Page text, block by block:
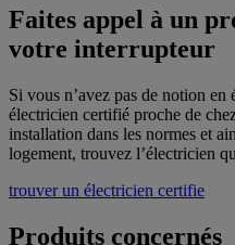
Faites appel à un
votre interrupteur
Si vous n’avez pas de notion en
électricien certifié proche de
installation dans les normes et
logement, trouvez l’électricien
trouver un électricien certifie
Produits concernés